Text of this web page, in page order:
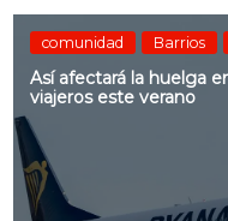
comunidad Barrios
Así afectará la huelga
viajeros este verano